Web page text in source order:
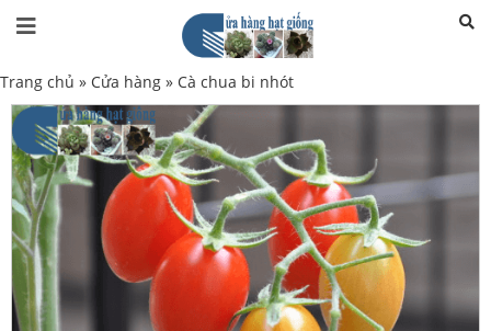
Trang chủ » Cửa hàng » Cà chua bi nhót